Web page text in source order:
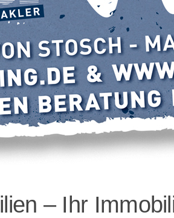
– Ihr